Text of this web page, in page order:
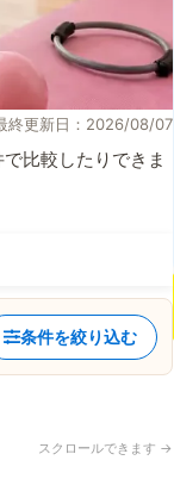
終更新日：2026/08/07
比較したりできま
条件を絞り込む
スクロールできます →